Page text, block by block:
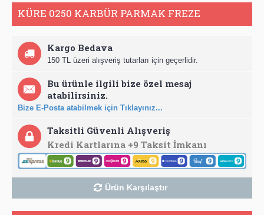
KÜRE 0250 KARBÜR PARMAK FREZE
Kargo Bedava
150 TL üzeri alışveriş tutarları için geçerlidir.
Bu ürünle ilgili bize özel mesaj
atabilirsiniz.
Bize E-Posta atabilmek için Tıklayınız...
Taksitli Güvenli Alışveriş
Kredi Kartlarına +9 Taksit İmkanı
Ürün Karşılaştır